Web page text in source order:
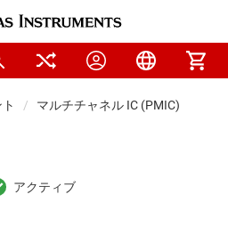
マルチチャネル IC (PMIC)